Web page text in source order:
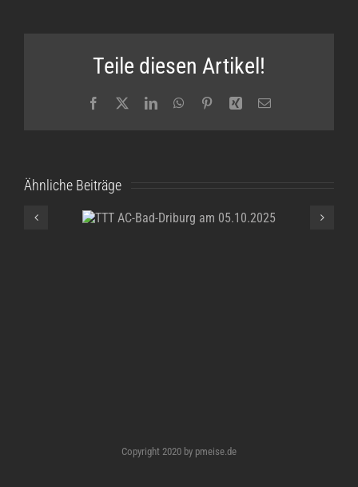
Teile diesen Artikel!
Facebook LinkedInWhatsApp
PinterestXing E-
Ähnliche Beiträge
Driburg am
Copyright 2020 by pmeise.de